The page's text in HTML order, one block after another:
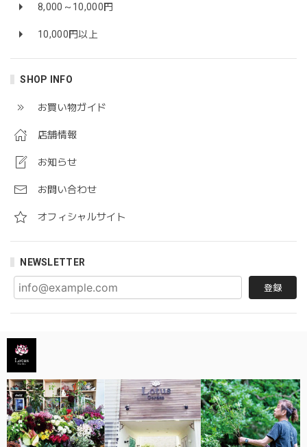
8,000～10,000円
10,000円以上
SHOP INFO
お買い物ガイド
店舗情報
お知らせ
お問い合わせ
オフィシャルサイト
NEWSLETTER
登録